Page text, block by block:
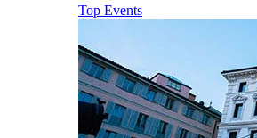
Top Events